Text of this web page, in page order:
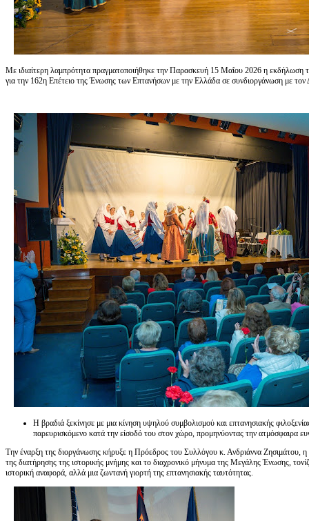
Με ιδιαίτερη λαμπρότητα πραγματοποιήθηκε την Παρασκευή 15 Μαΐου 2026 η εκδήλωση
για την 162η Επέτειο της Ένωσης των Επτανήσων με την Ελλάδα σε συνδιοργάνωση με
Η βραδιά ξεκίνησε με μια κίνηση υψηλού συμβολισμού και επτανησιακής
παρευρισκόμενο κατά την είσοδό του στον χώρο, προμηνύοντας την ατμόσφαιρα
Την έναρξη της διοργάνωσης κήρυξε η Πρόεδρος του Συλλόγου κ. Ανδριάννα Ζησιμάτου, η
της διατήρησης της ιστορικής μνήμης και το διαχρονικό μήνυμα της Μεγάλης Ένωσης,
ιστορική αναφορά, αλλά μια ζωντανή γιορτή της επτανησιακής ταυτότητας.